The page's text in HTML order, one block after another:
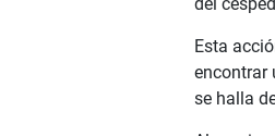
Esta
encontrar
se halla